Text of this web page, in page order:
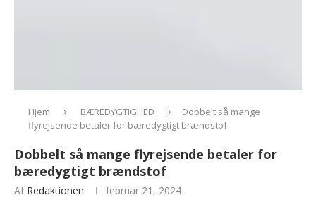
Hjem BÆREDYGTIGHED
Dobbelt så mange
flyrejsende betaler for bæredygtigt brændstof
Dobbelt så mange flyrejsende betaler for
bæredygtigt brændstof
Af Redaktionen februar 21, 2024